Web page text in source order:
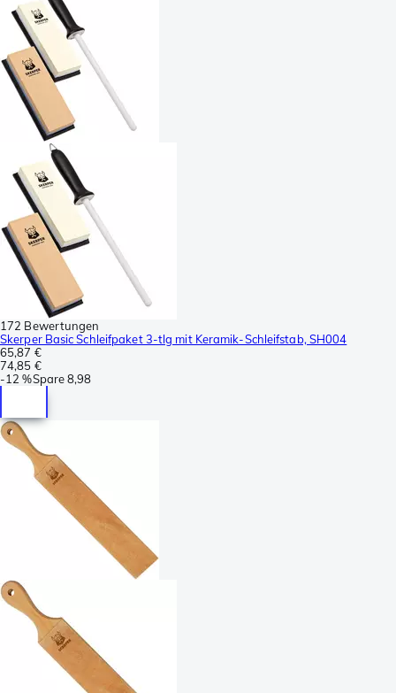
172 Bewertungen
Skerper Basic Schleifpaket 3-tlg mit Keramik-Schleifstab, SH004
65,87 €
74,85 €
-12 %Spare8,98